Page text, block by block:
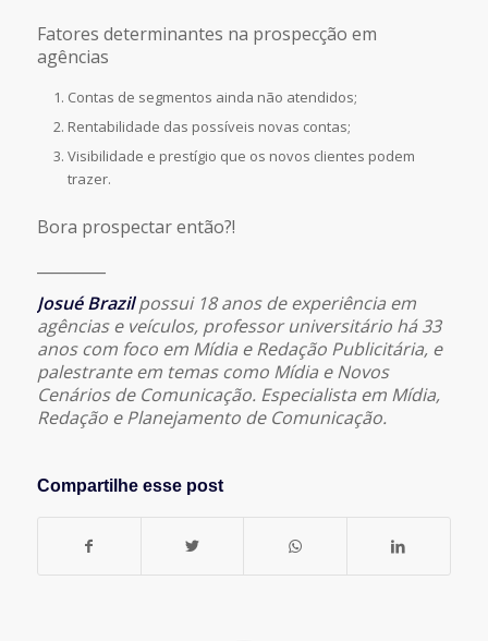
Fatores determinantes na prospecção em
agências
Contas de segmentos ainda não atendidos;
Rentabilidade das possíveis novas contas;
Visibilidade e prestígio que os novos clientes podem
trazer.
Bora prospectar então?!
Josué Brazilpossui 18 anos de experiência em
agências e veículos, professor universitário há 33
anos com foco em Mídia e Redação Publicitária, e
palestrante em temas como Mídia e Novos
Cenários de Comunicação. Especialista em Mídia,
Redação e Planejamento de Comunicação.
Compartilhe esse post